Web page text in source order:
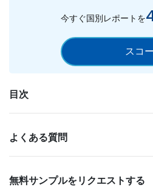
今すぐ国別レポートを
スコ
目次
よくある質問
無料サンプルをリクエストする